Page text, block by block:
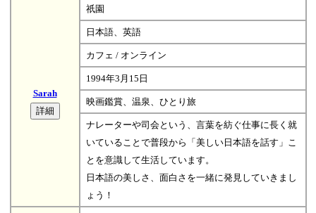
Sarah
祇園
日本語、英語
カフェ / オンライン
1994年3月15日
映画鑑賞、温泉、ひとり旅
ナレーターや司会という、言葉を紡ぐ仕事に長く就
いていることで普段から「美しい日本語を話す」こ
とを意識して生活しています。
日本語の美しさ、面白さを一緒に発見していきまし
ょう！